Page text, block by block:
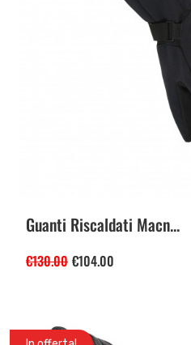
Guanti Riscaldati Macn...
€130.00 €104.00